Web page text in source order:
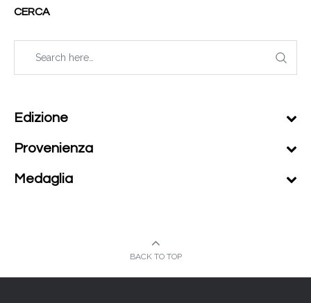
CERCA
Edizione
Provenienza
Medaglia
BACK TO TOP